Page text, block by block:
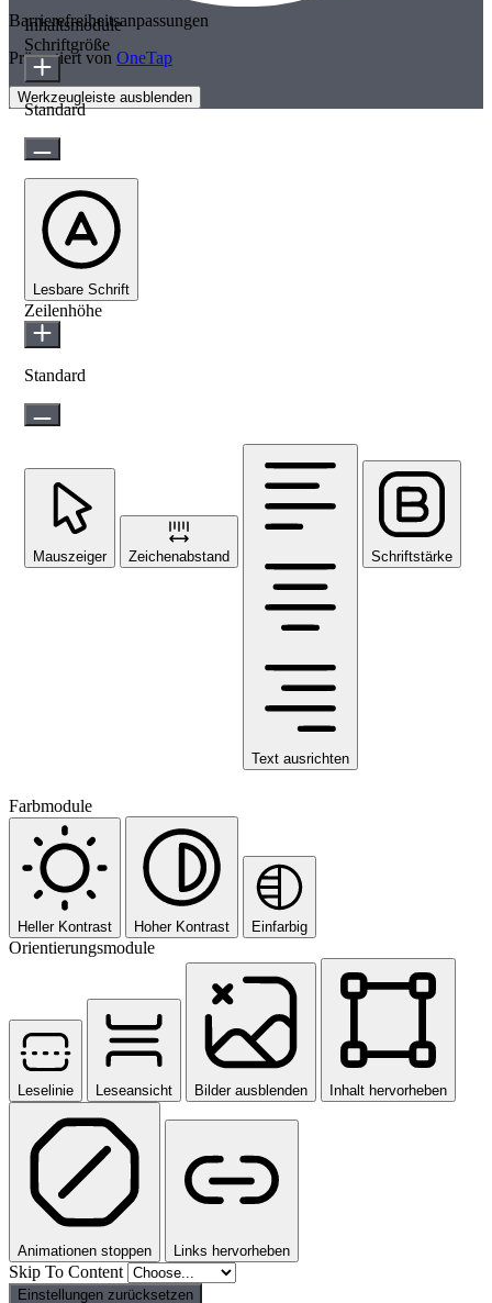
Barrierefreiheitsanpassungen
Präsentiert von OneTap
Werkzeugleiste ausblenden
Inhaltsmodule
Schriftgröße
Standard
Lesbare Schrift
Zeilenhöhe
Standard
Mauszeiger Zeichenabstand
Text ausrichten
Schriftstärke
Farbmodule
Heller Kontrast Hoher Kontrast Einfarbig
Orientierungsmodule
Leselinie Leseansicht Bilder ausblenden Inhalt hervorheben
Animationen stoppen Links hervorheben
Skip To Content
Einstellungen zurücksetzen